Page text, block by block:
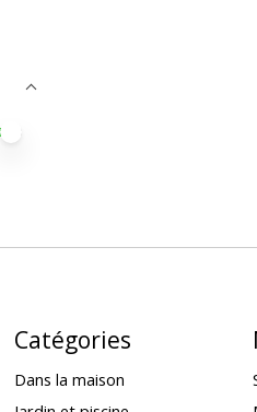
Catégories
Dans la maison